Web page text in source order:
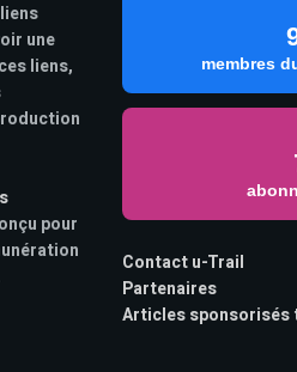
une
liens,
pour
membres
Contact u-Trail
Partenaires
Articles sponsorisés